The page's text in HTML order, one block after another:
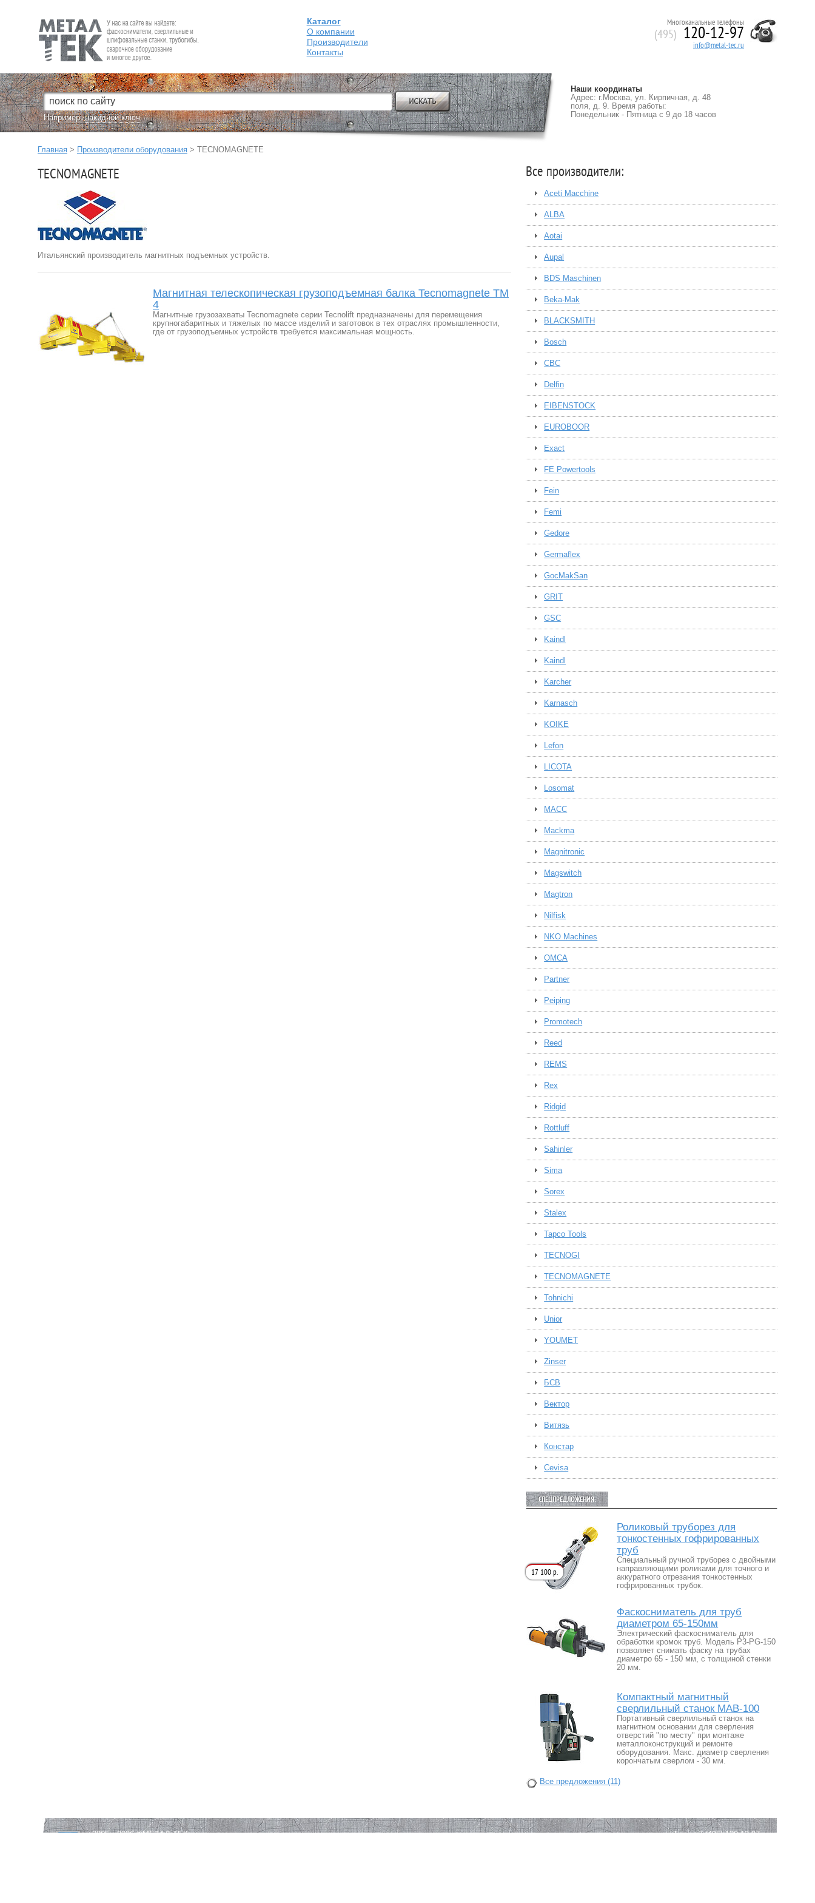
Fein — Профессиональный электроинструмент для обработки
металла.
Каталог
О компании
Производители
Контакты
Многоканальные телефоны
(495) 120-12-97
info@metal-tec.ru
Например:накидной ключ
Наши координаты
Адрес: г.Москва, ул. Кирпичная, д. 48
поля, д. 9. Время работы:
Понедельник - Пятница с 9 до 18 часов
Главная > Производители оборудования > TECNOMAGNETE
TECNOMAGNETE
Итальянский производитель магнитных подъемных устройств.
Магнитная телескопическая грузоподъемная балка Tecnomagnete TM
4
Магнитные грузозахваты Tecnomagnete серии Tecnolift предназначены для перемещения
крупногабаритных и тяжелых по массе изделий и заготовок в тех отраслях промышленности,
где от грузоподъемных устройств требуется максимальная мощность.
Все производители:
Aceti Macchine
ALBA
Aotai
Aupal
BDS Maschinen
Beka-Mak
BLACKSMITH
Bosch
CBC
Delfin
EIBENSTOCK
EUROBOOR
Exact
FE Powertools
Fein
Femi
Gedore
Germaflex
GocMakSan
GRIT
GSC
Kaindl
Kaindl
Karcher
Karnasch
KOIKE
Lefon
LICOTA
Losomat
MACC
Mackma
Magnitronic
Magswitch
Magtron
Nilfisk
NKO Machines
OMCA
Partner
Peiping
Promotech
Reed
REMS
Rex
Ridgid
Rottluff
Sahinler
Sima
Sorex
Stalex
Tapco Tools
TECNOGI
TECNOMAGNETE
Tohnichi
Unior
YOUMET
Zinser
БСВ
Вектор
Витязь
Констар
Сevisa
СПЕЦПРЕДЛОЖЕНИЯ:
Роликовый труборез для
тонкостенных гофрированных
труб
Специальный ручной труборез с двойными
направляющими роликами для точного и
аккуратного отрезания тонкостенных
гофрированных трубок.
17 100 р.
Фаскосниматель для труб
диаметром 65-150мм
Электрический фаскосниматель для
обработки кромок труб. Модель P3-PG-150
позволяет снимать фаску на трубах
диаметро 65 - 150 мм, с толщиной стенки
20 мм.
Компактный магнитный
сверлильный станок МАВ-100
Портативный сверлильный станок на
магнитном основании для сверления
отверстий "по месту" при монтаже
металлоконструкций и ремонте
оборудования. Макс. диаметр сверления
корончатым сверлом - 30 мм.
Все предложения (11)
2005—2026 ©МЕТАЛ-ТЕК
Тел.: +7 (495) 120-12-97